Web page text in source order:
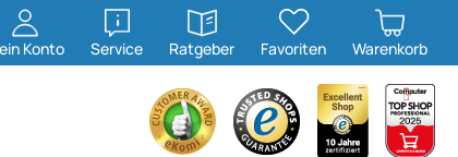
Konto Service
öffnen
Ratgeber
öffnen
Favoriten Warenkorb